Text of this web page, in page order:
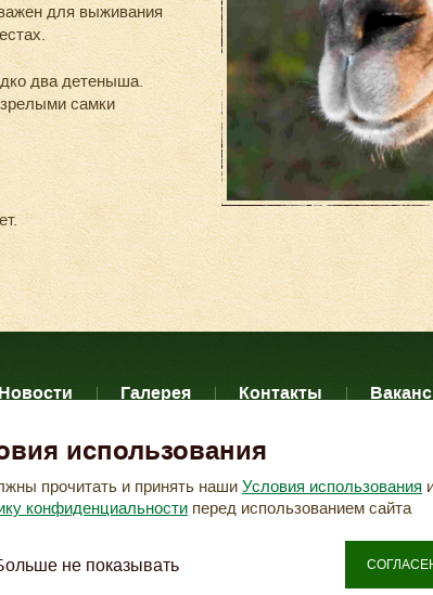
для выживания
два детеныша.
самки
Новости Галерея Контакты
данных Согласие на обработку
Копирование материалов
использования
прочитать и принять наши Условия использования
конфиденциальности перед использованием сайта
не показывать